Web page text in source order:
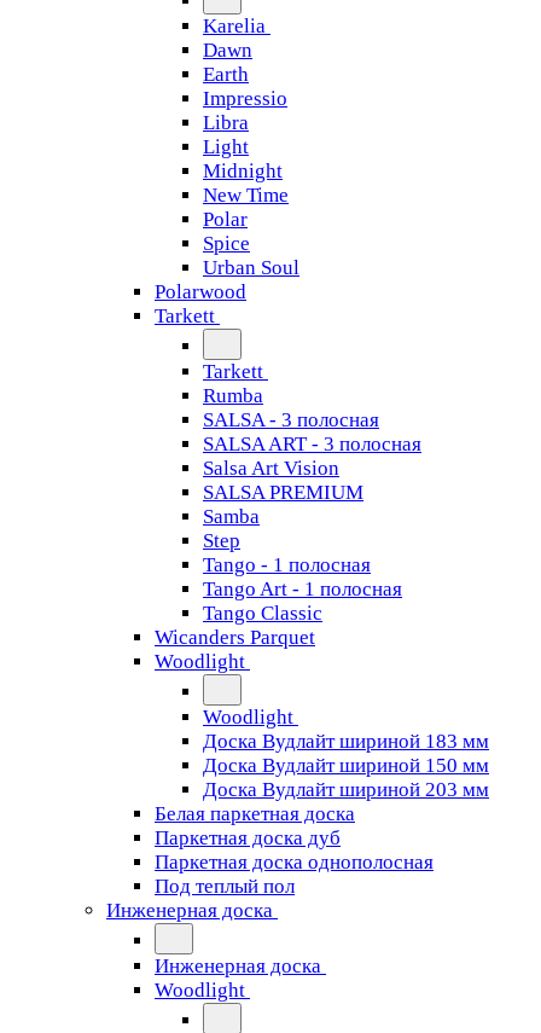
Karelia
Dawn
Earth
Impressio
Libra
Light
Midnight
New Time
Polar
Spice
Urban Soul
Polarwood
Tarkett
Tarkett
Rumba
SALSA - 3 полосная
SALSA ART - 3 полосная
Salsa Art Vision
SALSA PREMIUM
Samba
Step
Tango - 1 полосная
Tango Art - 1 полосная
Tango Classiс
Wicanders Parquet
Woodlight
Woodlight
Доска Вудлайт шириной 183 мм
Доска Вудлайт шириной 150 мм
Доска Вудлайт шириной 203 мм
Белая паркетная доска
Паркетная доска дуб
Паркетная доска однополосная
Под теплый пол
Инженерная доска
Инженерная доска
Woodlight